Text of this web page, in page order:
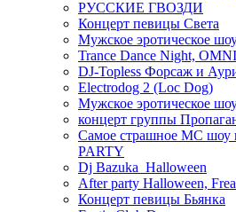
РУССКИЕ ГВОЗДИ
Концерт певицы Света
Мужское эротическое
Trance Dance Night,
DJ-Topless Форсаж и
Electrodog 2 (Loc Dog)
Мужское эротическое
концерт группы
Самое страшное МС шоу
PARTY
Dj Bazuka_Halloween
After party Halloween,
Концерт певицы Бьянка